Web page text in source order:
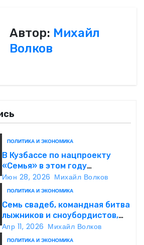
Автор: Михайл
Волков
ПОЛИТИКА И ЭКОНОМИКА
В Кузбассе по нацпроекту
«Семья» в этом году
капитально отремонтируют
пять детских садов
Июн 28, 2026 Михайл Волков
ПОЛИТИКА И ЭКОНОМИКА
Семь свадеб, командная битва
лыжников и сноубордистов,
рекорд России: на Шерегеше
стартовал фестиваль
Апр 11, 2026 Михайл Волков
ПОЛИТИКА И ЭКОНОМИКА